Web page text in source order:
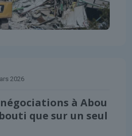
2026
à Abou
que sur un seul